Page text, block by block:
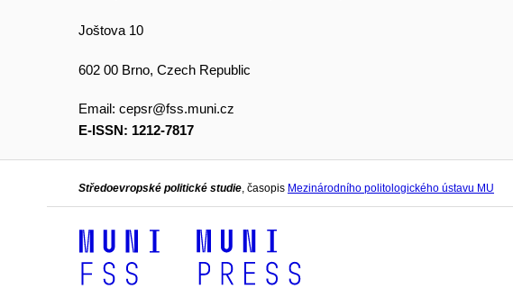
Joštova 10
602 00 Brno, Czech Republic
Email: cepsr@fss.muni.cz
E-ISSN: 1212-7817
Středoevropské politické studie, časopis Mezinárodního politologického ústavu MU